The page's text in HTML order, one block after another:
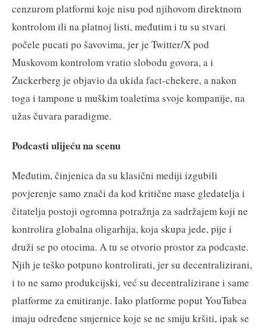
cenzurom platformi koje nisu pod njihovom direktnom
kontrolom ili na platnoj listi, međutim i tu su stvari
počele pucati po šavovima, jer je Twitter/X pod
Muskovom kontrolom vratio slobodu govora, a i
Zuckerberg je objavio da ukida fact-chekere, a nakon
toga i tampone u muškim toaletima svoje kompanije, na
užas čuvara paradigme.
Podcasti ulijeću na scenu
Međutim, činjenica da su klasični mediji izgubili
povjerenje samo znači da kod kritične mase gledatelja i
čitatelja postoji ogromna potražnja za sadržajem koji ne
kontrolira globalna oligarhija, koja skupa jede, pije i
druži se po otocima. A tu se otvorio prostor za podcaste.
Njih je teško potpuno kontrolirati, jer su decentralizirani,
i to ne samo produkcijski, već su decentralizirane i same
platforme za emitiranje. Iako platforme poput YouTubea
imaju određene smjernice koje se ne smiju kršiti, ipak se